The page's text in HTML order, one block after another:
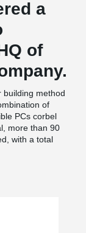
a
of
building method
of
PCs corbel
more than 90
with a total